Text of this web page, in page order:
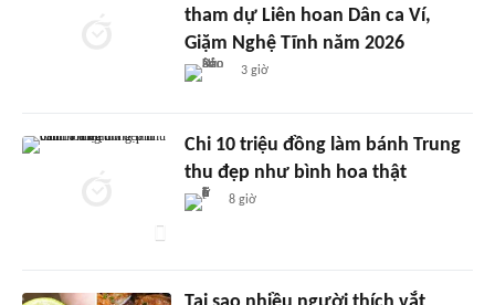
tham dự Liên hoan Dân ca Ví,
Giặm Nghệ Tĩnh năm 2026
3 giờ
Chi 10 triệu đồng làm bánh Trung
thu đẹp như bình hoa thật
8 giờ